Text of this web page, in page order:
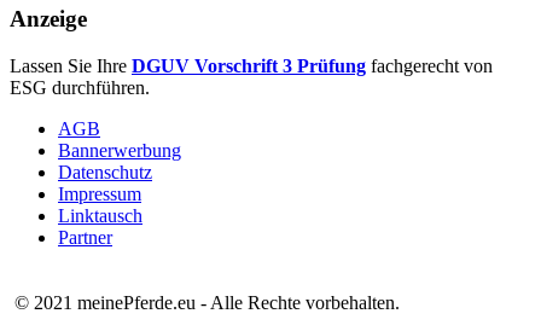
Anzeige
Lassen Sie Ihre DGUV Vorschrift 3 Prüfung fachgerecht von
ESG durchführen.
AGB
Bannerwerbung
Datenschutz
Impressum
Linktausch
Partner
© 2021 meinePferde.eu - Alle Rechte vorbehalten.